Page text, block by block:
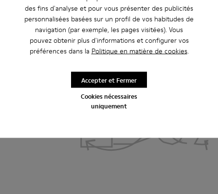
des fins d'analyse et pour vous présenter des publicités
personnalisées basées sur un profil de vos habitudes de
navigation (par exemple, les pages visitées). Vous
pouvez obtenir plus d'informations et configurer vos
préférences dans la Politique en matière de cookies.
Cookies nécessaires
uniquement
Accepter et Fermer
bouclée
1.
ACHAT
2.
UTILISATION
3.
DÉSASSEMBLAGE
4.
RECYCLABILITÉ
5.